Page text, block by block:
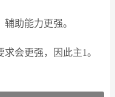
助能力更强。
会更强，因此主1。